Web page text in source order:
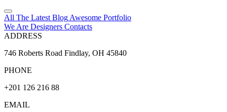
All The Latest Blog Awesome Portfolio
We Are Designers Contacts
ADDRESS
746 Roberts Road Findlay, OH 45840
PHONE
+201 126 216 88
EMAIL